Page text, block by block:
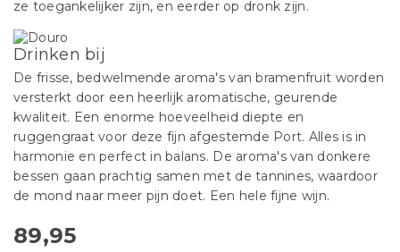
ze toegankelijker zijn, en eerder op dronk zijn.
Drinken bij
De frisse, bedwelmende aroma's van bramenfruit worden
versterkt door een heerlijk aromatische, geurende
kwaliteit. Een enorme hoeveelheid diepte en
ruggengraat voor deze fijn afgestemde Port. Alles is in
harmonie en perfect in balans. De aroma's van donkere
bessen gaan prachtig samen met de tannines, waardoor
de mond naar meer pijn doet. Een hele fijne wijn.
89,95